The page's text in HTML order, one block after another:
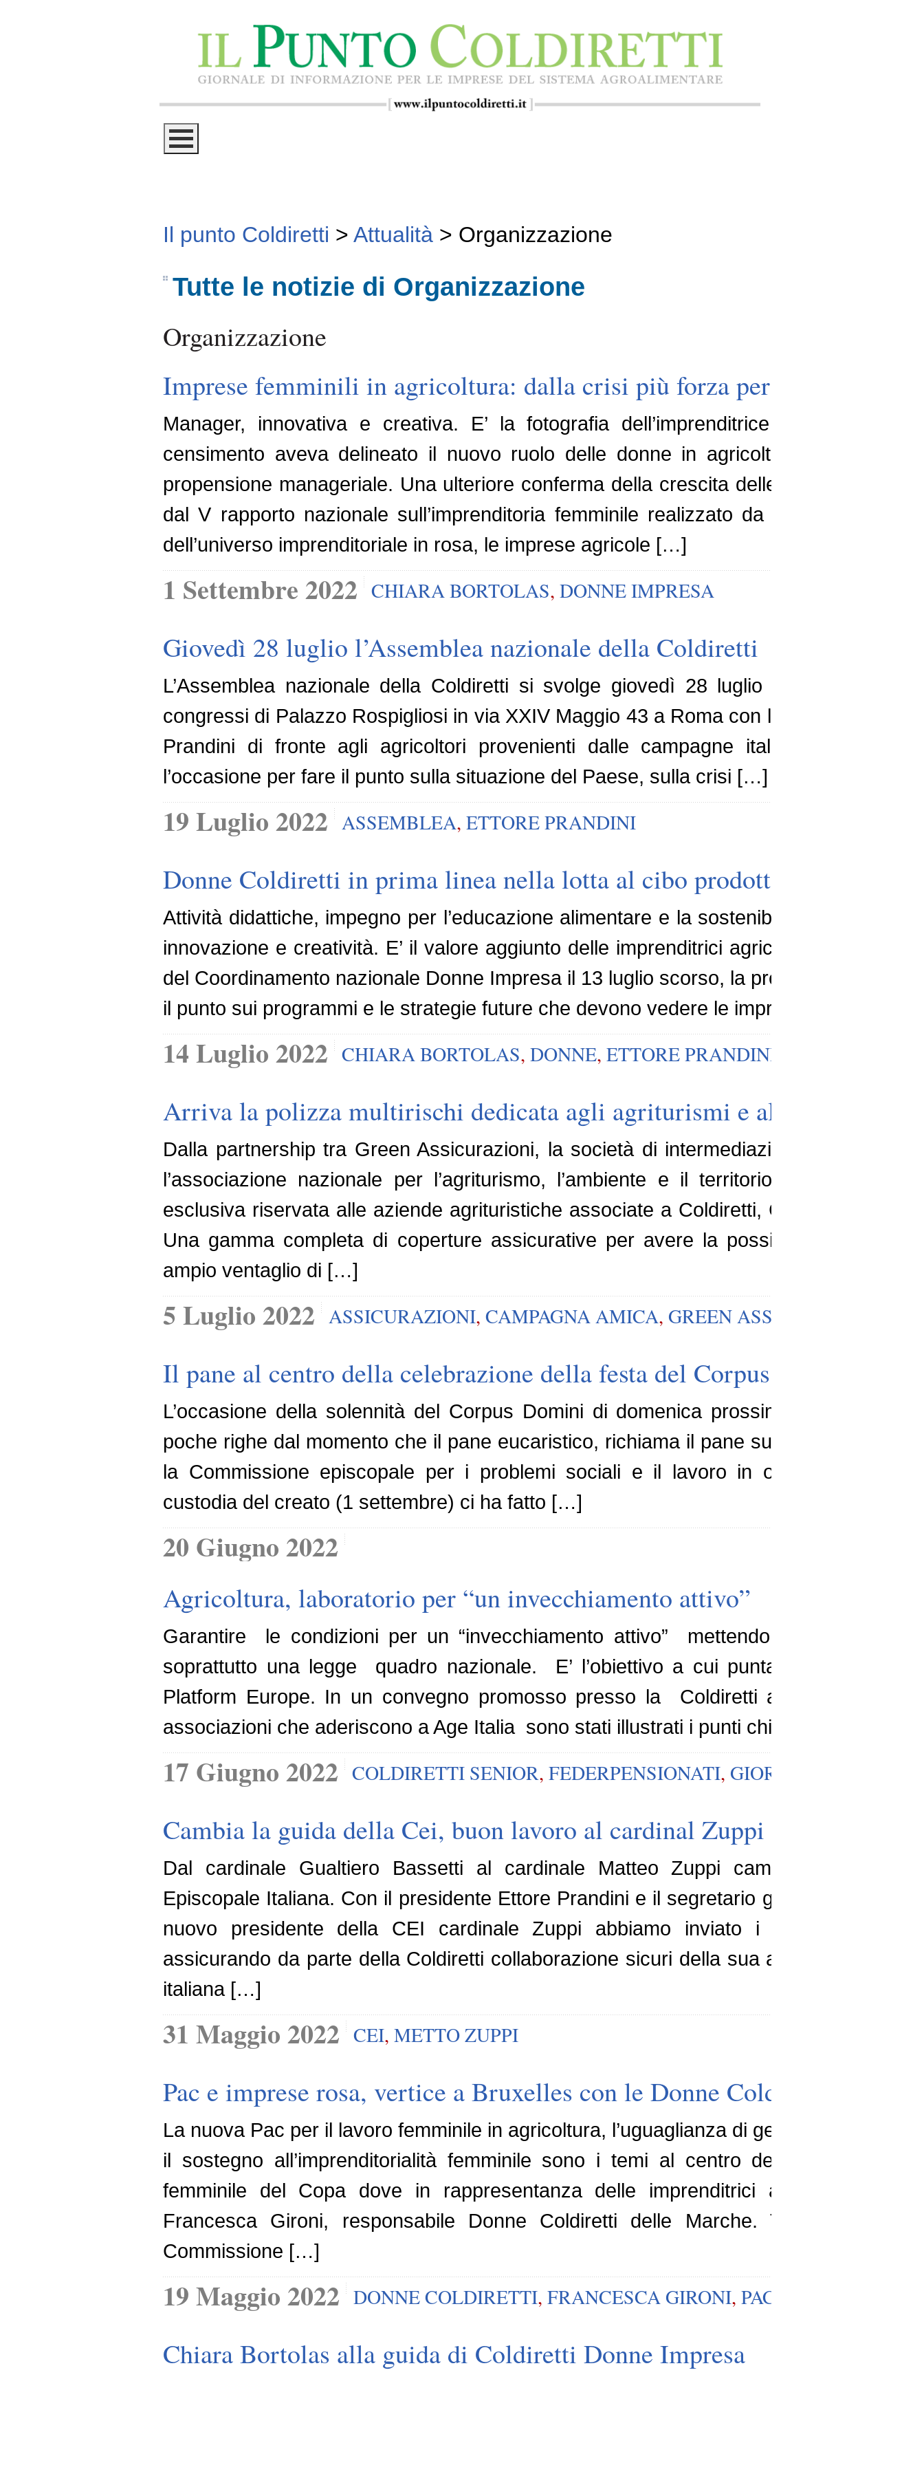
Il punto Coldiretti > Attualità > Organizzazione
Tutte le notizie di Organizzazione
Organizzazione
Imprese femminili in agricoltura: dalla crisi più forza per crescere
Manager, innovativa e creativa. E’ la fotografia dell’imprenditrice agricola. Già
censimento aveva delineato il nuovo ruolo delle donne in agricoltura
propensione manageriale. Una ulteriore conferma della crescita delle imprenditrici
dal V rapporto nazionale sull’imprenditoria femminile realizzato da Unioncamere.
dell’universo imprenditoriale in rosa, le imprese agricole […]
1 Settembre 2022 CHIARA BORTOLAS, DONNE IMPRESA
Giovedì 28 luglio l’Assemblea nazionale della Coldiretti
L’Assemblea nazionale della Coldiretti si svolge giovedì 28 luglio 2022 dalle ore
congressi di Palazzo Rospigliosi in via XXIV Maggio 43 a Roma con la relazione del
Prandini di fronte agli agricoltori provenienti dalle campagne italiane su tutto il
l’occasione per fare il punto sulla situazione del Paese, sulla crisi […]
19 Luglio 2022 ASSEMBLEA, ETTORE PRANDINI
Donne Coldiretti in prima linea nella lotta al cibo prodotto in
Attività didattiche, impegno per l’educazione alimentare e la sostenibilità. Solidarietà,
innovazione e creatività. E’ il valore aggiunto delle imprenditrici agricole della
del Coordinamento nazionale Donne Impresa il 13 luglio scorso, la presidente Chiara
il punto sui programmi e le strategie future che devono vedere le imprenditrici […]
14 Luglio 2022 CHIARA BORTOLAS, DONNE, ETTORE PRANDINI
Arriva la polizza multirischi dedicata agli agriturismi e alla
Dalla partnership tra Green Assicurazioni, la società di intermediazione
l’associazione nazionale per l’agriturismo, l’ambiente e il territorio di Coldiretti,
esclusiva riservata alle aziende agrituristiche associate a Coldiretti, Campagna
Una gamma completa di coperture assicurative per avere la possibilità di
ampio ventaglio di […]
5 Luglio 2022 ASSICURAZIONI, CAMPAGNA AMICA, GREEN ASSICURAZIONI
Il pane al centro della celebrazione della festa del Corpus Domini
L’occasione della solennità del Corpus Domini di domenica prossima mi spinge a
poche righe dal momento che il pane eucaristico, richiama il pane sulle nostre
la Commissione episcopale per i problemi sociali e il lavoro in occasione della
custodia del creato (1 settembre) ci ha fatto […]
20 Giugno 2022
Agricoltura, laboratorio per “un invecchiamento attivo”
Garantire le condizioni per un “invecchiamento attivo” mettendo in campo
soprattutto una legge quadro nazionale. E’ l’obiettivo a cui punta il
Platform Europe. In un convegno promosso presso la Coldiretti a cui hanno
associazioni che aderiscono a Age Italia sono stati illustrati i punti chiave […]
17 Giugno 2022 COLDIRETTI SENIOR, FEDERPENSIONATI, GIORGIO GRENZI
Cambia la guida della Cei, buon lavoro al cardinal Zuppi
Dal cardinale Gualtiero Bassetti al cardinale Matteo Zuppi cambia la guida
Episcopale Italiana. Con il presidente Ettore Prandini e il segretario generale
nuovo presidente della CEI cardinale Zuppi abbiamo inviato i migliori auguri
assicurando da parte della Coldiretti collaborazione sicuri della sua attenzione ai temi
italiana […]
31 Maggio 2022 CEI, METTO ZUPPI
Pac e imprese rosa, vertice a Bruxelles con le Donne Coldiretti
La nuova Pac per il lavoro femminile in agricoltura, l’uguaglianza di genere nelle aree
il sostegno all’imprenditorialità femminile sono i temi al centro della riunione
femminile del Copa dove in rappresentanza delle imprenditrici agricole italiane
Francesca Gironi, responsabile Donne Coldiretti delle Marche. Tra gli obiettivi
Commissione […]
19 Maggio 2022 DONNE COLDIRETTI, FRANCESCA GIRONI, PAC
Chiara Bortolas alla guida di Coldiretti Donne Impresa